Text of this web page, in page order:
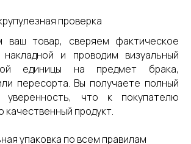
проверка
ваш товар, сверяем фактическое
и проводим визуальный
единицы на предмет брака,
пересорта. Вы получаете полный
что к покупателю
качественный продукт.
упаковка по всем правилам